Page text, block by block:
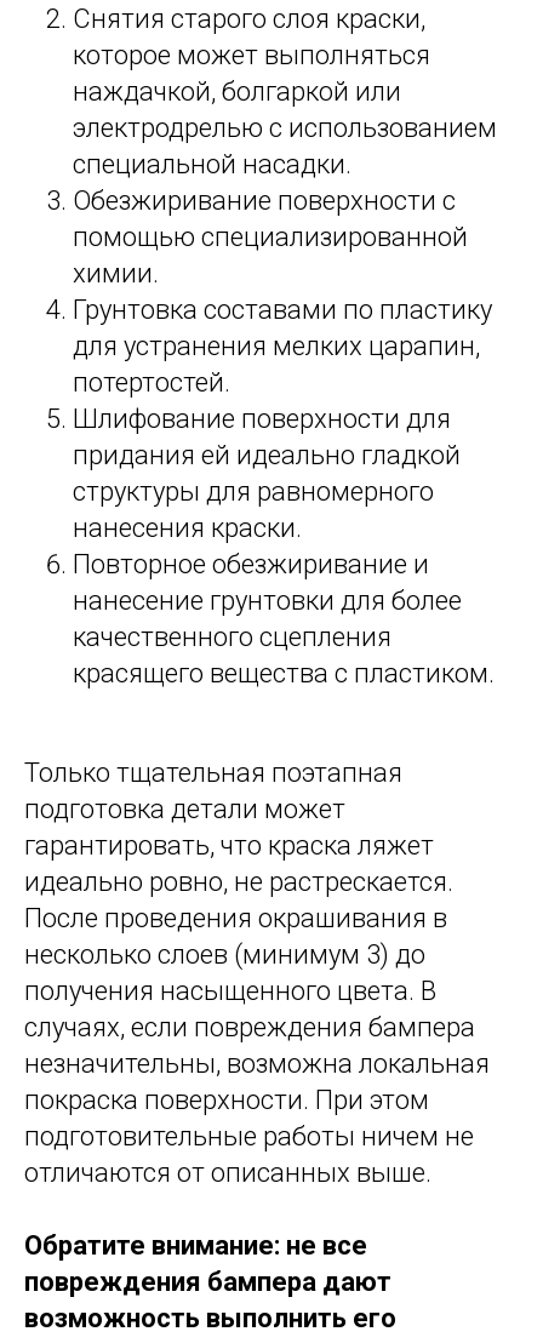
Снятия старого слоя краски,
которое может выполняться
наждачкой, болгаркой или
электродрелью с использованием
специальной насадки.
Обезжиривание поверхности с
помощью специализированной
химии.
Грунтовка составами по пластику
для устранения мелких царапин,
потертостей.
Шлифование поверхности для
придания ей идеально гладкой
структуры для равномерного
нанесения краски.
Повторное обезжиривание и
нанесение грунтовки для более
качественного сцепления
красящего вещества с пластиком.
Только тщательная поэтапная
подготовка детали может
гарантировать, что краска ляжет
идеально ровно, не растрескается.
После проведения окрашивания в
несколько слоев (минимум 3) до
получения насыщенного цвета. В
случаях, если повреждения бампера
незначительны, возможна локальная
покраска поверхности. При этом
подготовительные работы ничем не
отличаются от описанных выше.
Обратите внимание: не все
повреждения бампера дают
возможность выполнить его